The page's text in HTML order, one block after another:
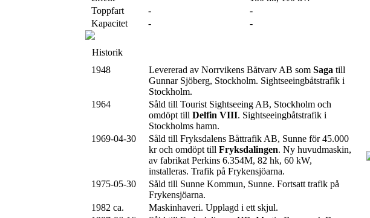
Toppfart
-
-
Kapacitet
- -
Historik
1948
Levererad av Norrvikens Båtvarv AB som Saga till
Gunnar Sjöberg, Stockholm. Sightseeingbåtstrafik i
Stockholm.
1964
Såld till Tourist Sightseeing AB, Stockholm och
omdöpt till Delfin VIII. Sightseeingbåtstrafik i
Stockholms hamn.
1969-04-30
Såld till Fryksdalens Båttrafik AB, Sunne för 45.000
kr och omdöpt till Fryksdalingen. Ny huvudmaskin,
av fabrikat Perkins 6.354M, 82 hk, 60 kW,
installeras. Trafik på Frykensjöarna.
1975-05-30
Såld till Sunne Kommun, Sunne. Fortsatt trafik på
Frykensjöarna.
1982 ca.
Maskinhaveri. Upplagd i ett skjul.